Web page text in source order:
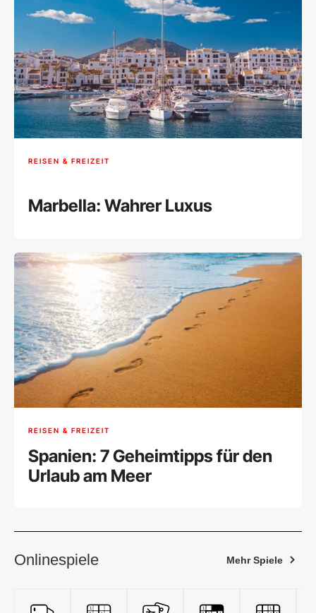
REISEN & FREIZEIT
Marbella: Wahrer Luxus
REISEN & FREIZEIT
Spanien: 7 Geheimtipps für den
Urlaub am Meer
Onlinespiele Mehr Spiele